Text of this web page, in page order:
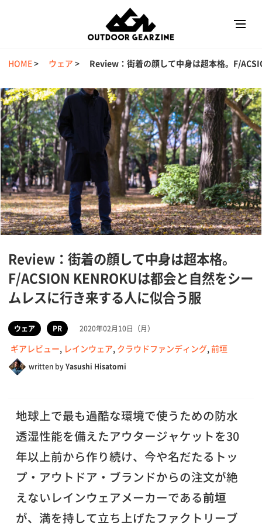
HOME> ウェア > Review：街着の顔して中身は超本格。F/
Review：街着の顔して中身は超本格。
F/ACSION KENROKUは都会と自然をシー
ムレスに行き来する人に似合う服
ウェア PR 2020年02月10日（月）
ギアレビュー, レインウェア, クラウドファンディング,前垣
written byYasushi Hisatomi
地球上で最も過酷な環境で使うための防水
透湿性能を備えたアウタージャケットを30
年以上前から作り続け、今や名だたるトッ
プ・アウトドア・ブランドからの注文が絶
えないレインウェアメーカーである前垣
が、満を持して立ち上げたファクトリーブ